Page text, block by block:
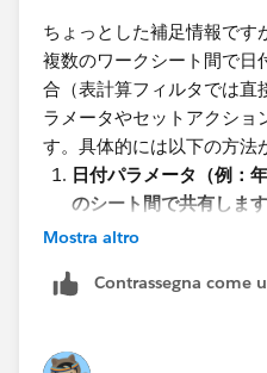
このようにして年で作った
法にはひとつ欠点というか
表計算フィルタを連動させ
ートで連動させたいときは
合わせて使うことになりま
ちょっとした補足情報です
複数のワークシート間で日
合（表計算フィルタでは直
ラメータやセットアクショ
す。具体的には以下の方法
日付パラメータ（例：
のシート間で共有します
このパラメータを基準
作します。
ュアライゼーションでフィ
Mostra altro
Contrassegna come